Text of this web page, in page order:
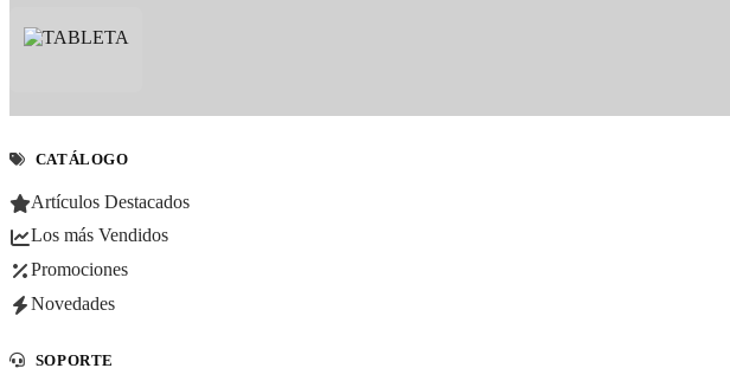
CATÁLOGO
Artículos Destacados
Los más Vendidos
Promociones
Novedades
SOPORTE